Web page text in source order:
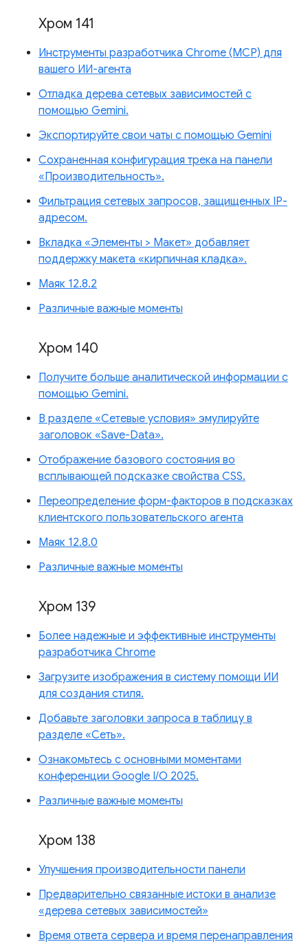
Хром 141
Инструменты разработчика Chrome (MCP) для
вашего ИИ-агента
Отладка дерева сетевых зависимостей с
помощью Gemini.
Экспортируйте свои чаты с помощью Gemini
Сохраненная конфигурация трека на панели
«Производительность».
Фильтрация сетевых запросов, защищенных IP-
адресом.
Вкладка «Элементы > Макет» добавляет
поддержку макета «кирпичная кладка».
Маяк 12.8.2
Различные важные моменты
Хром 140
Получите больше аналитической информации с
помощью Gemini.
В разделе «Сетевые условия» эмулируйте
заголовок «Save-Data».
Отображение базового состояния во
всплывающей подсказке свойства CSS.
Переопределение форм-факторов в подсказках
клиентского пользовательского агента
Маяк 12.8.0
Различные важные моменты
Хром 139
Более надежные и эффективные инструменты
разработчика Chrome
Загрузите изображения в систему помощи ИИ
для создания стиля.
Добавьте заголовки запроса в таблицу в
разделе «Сеть».
Ознакомьтесь с основными моментами
конференции Google I/O 2025.
Различные важные моменты
Хром 138
Улучшения производительности панели
Предварительно связанные истоки в анализе
«дерева сетевых зависимостей»
Время ответа сервера и время перенаправления